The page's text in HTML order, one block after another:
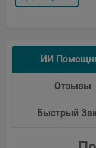
ИИ
Отзывы
Быстрый